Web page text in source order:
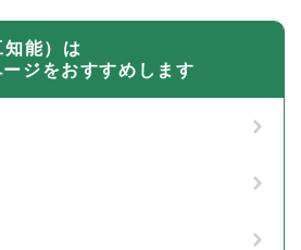
能）は
ージをおすすめします